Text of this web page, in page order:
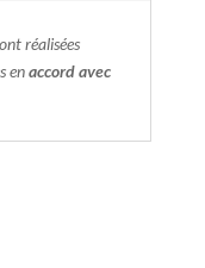
réalisées
enaccord avec